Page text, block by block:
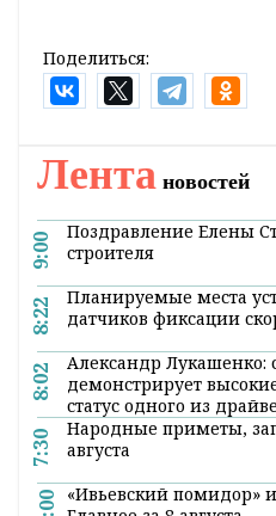
Поделиться:
Лента новостей
9:00
Поздравление Елены
строителя
8:22
Планируемые места
датчиков фиксации
8:02
Александр Лукашенко:
демонстрирует
статус одного из
7:30
Народные приметы,
августа
«Ивьевский помидор»